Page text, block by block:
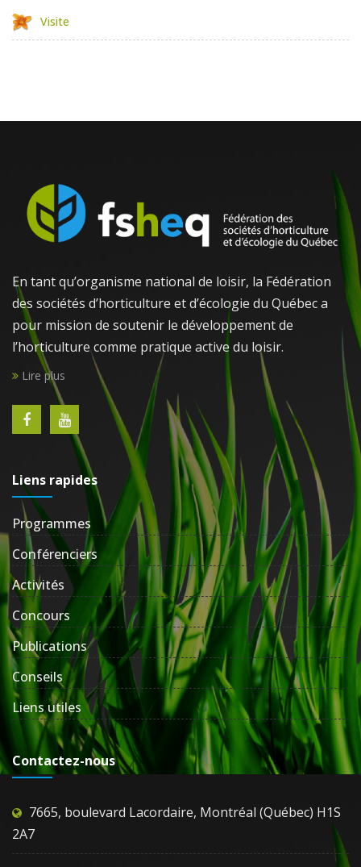
Visite
En tant qu’organisme national de loisir, la Fédération
des sociétés d’horticulture et d’écologie du Québec a
pour mission de soutenir le développement de
l’horticulture comme pratique active du loisir.
Lire plus
Liens rapides
Programmes
Conférenciers
Activités
Concours
Publications
Conseils
Liens utiles
Contactez-nous
7665, boulevard Lacordaire, Montréal (Québec) H1S
2A7